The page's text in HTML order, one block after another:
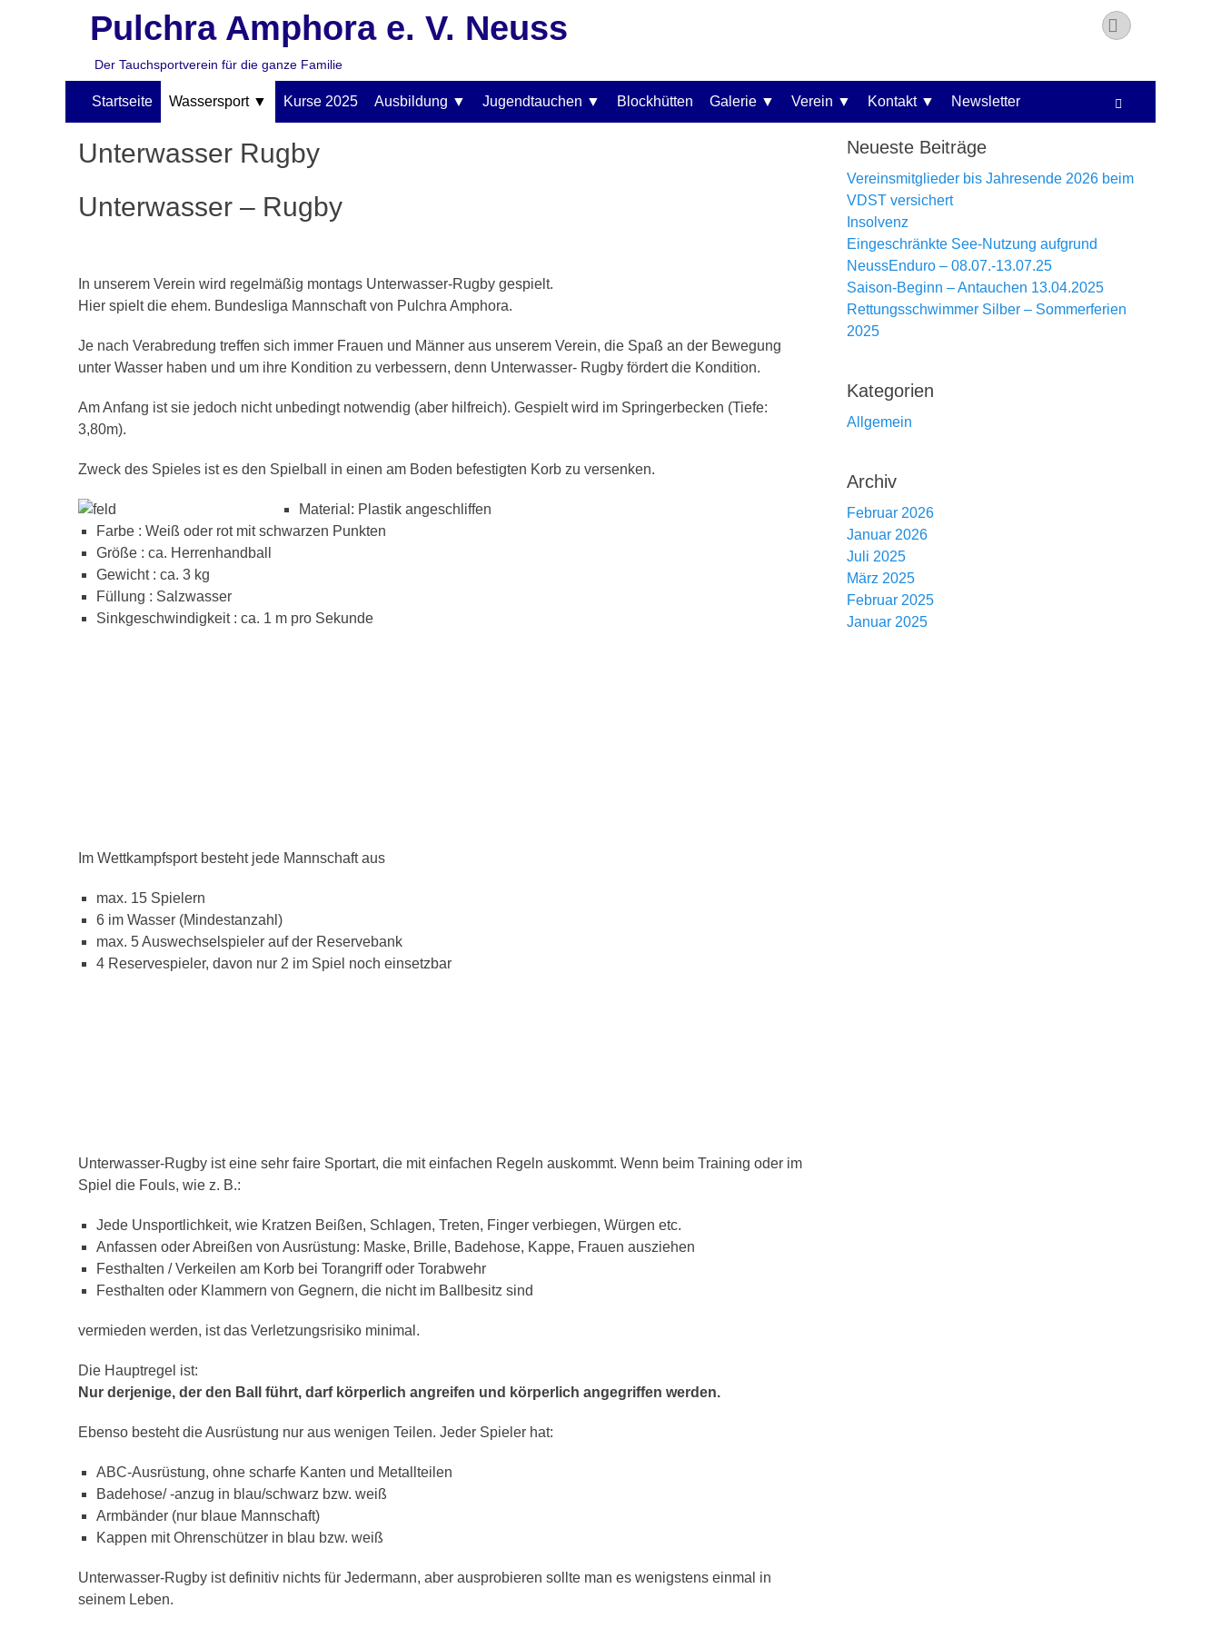
Pulchra Amphora e. V. Neuss
Der Tauchsportverein für die ganze Familie
Instagram
Primäres
Menü
Startseite Wassersport Kurse 2025 Ausbildung Jugendtauchen Blockhütten Galerie Verein Kontakt Newsletter
Unterwasser Rugby
Unterwasser – Rugby
In unserem Verein wird regelmäßig montags Unterwasser-Rugby gespielt.
Hier spielt die ehem. Bundesliga Mannschaft von Pulchra Amphora.
Je nach Verabredung treffen sich immer Frauen und Männer aus unserem Verein, die Spaß an der Bewegung
unter Wasser haben und um ihre Kondition zu verbessern, denn Unterwasser- Rugby fördert die Kondition.
Am Anfang ist sie jedoch nicht unbedingt notwendig (aber hilfreich). Gespielt wird im Springerbecken (Tiefe:
3,80m).
Zweck des Spieles ist es den Spielball in einen am Boden befestigten Korb zu versenken.
Material: Plastik angeschliffen
Farbe : Weiß oder rot mit schwarzen Punkten
Größe : ca. Herrenhandball
Gewicht : ca. 3 kg
Füllung : Salzwasser
Sinkgeschwindigkeit : ca. 1 m pro Sekunde
Im Wettkampfsport besteht jede Mannschaft aus
max. 15 Spielern
6 im Wasser (Mindestanzahl)
max. 5 Auswechselspieler auf der Reservebank
4 Reservespieler, davon nur 2 im Spiel noch einsetzbar
Unterwasser-Rugby ist eine sehr faire Sportart, die mit einfachen Regeln auskommt. Wenn beim Training oder im
Spiel die Fouls, wie z. B.:
Jede Unsportlichkeit, wie Kratzen Beißen, Schlagen, Treten, Finger verbiegen, Würgen etc.
Anfassen oder Abreißen von Ausrüstung: Maske, Brille, Badehose, Kappe, Frauen ausziehen
Festhalten / Verkeilen am Korb bei Torangriff oder Torabwehr
Festhalten oder Klammern von Gegnern, die nicht im Ballbesitz sind
vermieden werden, ist das Verletzungsrisiko minimal.
Die Hauptregel ist:
Nur derjenige, der den Ball führt, darf körperlich angreifen und körperlich angegriffen werden.
Ebenso besteht die Ausrüstung nur aus wenigen Teilen. Jeder Spieler hat:
ABC-Ausrüstung, ohne scharfe Kanten und Metallteilen
Badehose/ -anzug in blau/schwarz bzw. weiß
Armbänder (nur blaue Mannschaft)
Kappen mit Ohrenschützer in blau bzw. weiß
Unterwasser-Rugby ist definitiv nichts für Jedermann, aber ausprobieren sollte man es wenigstens einmal in
seinem Leben.
Neueste Beiträge
Vereinsmitglieder bis Jahresende 2026 beim
VDST versichert
Insolvenz
Eingeschränkte See-Nutzung aufgrund
NeussEnduro – 08.07.-13.07.25
Saison-Beginn – Antauchen 13.04.2025
Rettungsschwimmer Silber – Sommerferien
2025
Kategorien
Allgemein
Archiv
Februar 2026
Januar 2026
Juli 2025
März 2025
Februar 2025
Januar 2025